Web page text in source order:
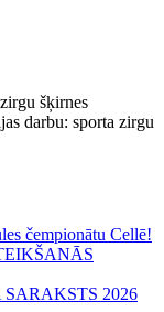
šķirnes
darbu: sporta zirgu
čempionātu Cellē!
2026